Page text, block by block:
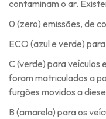
contaminam o ar.
0 (zero) emissões, de
ECO (azul e verde)
C (verde) para veículos
foram matriculados a
furgões movidos a
B (amarela) para os